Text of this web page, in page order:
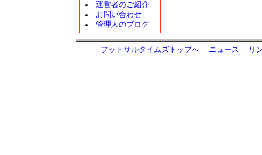
運営者のご紹介
お問い合わせ
管理人のブログ
フットサルタイムズトップへ ニュース リ